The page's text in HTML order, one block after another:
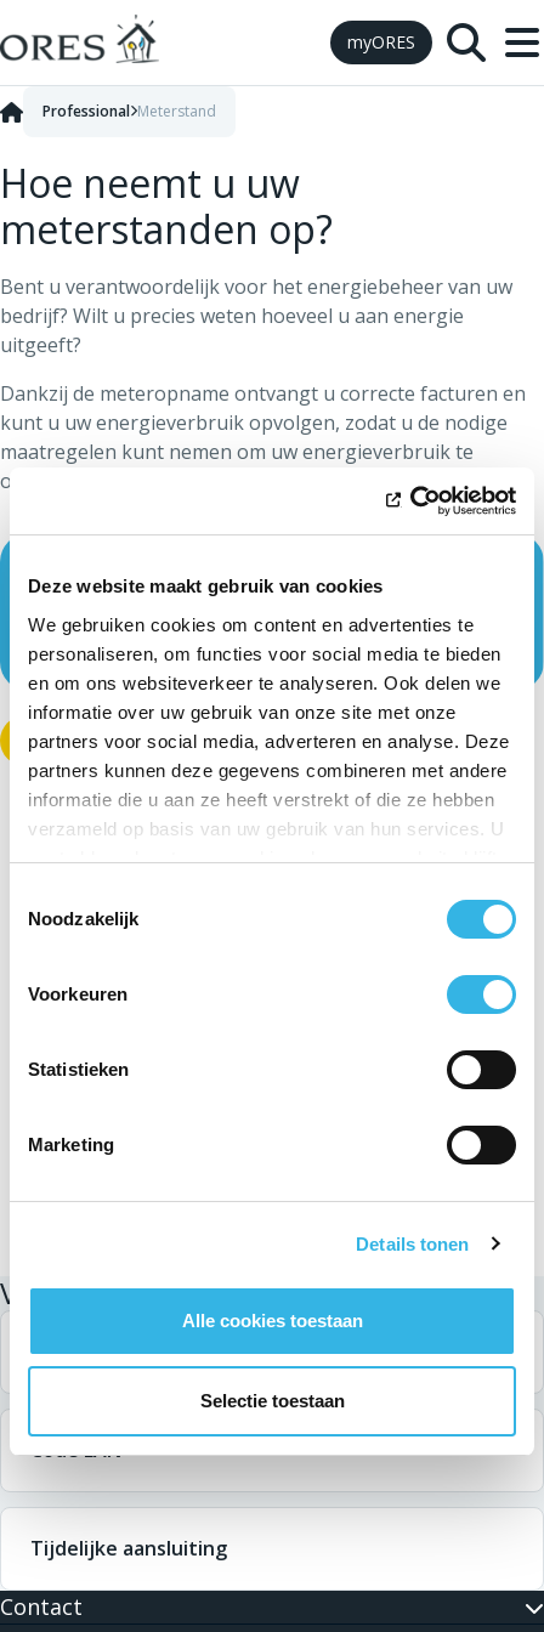
Deze website maakt gebruik van cookies
We gebruiken cookies om content en advertenties te
personaliseren, om functies voor social media te bieden
en om ons websiteverkeer te analyseren. Ook delen we
informatie over uw gebruik van onze site met onze
partners voor social media, adverteren en analyse. Deze
partners kunnen deze gegevens combineren met andere
informatie die u aan ze heeft verstrekt of die ze hebben
verzameld op basis van uw gebruik van hun services. U
gaat akkoord met onze cookies als u onze website blijft
Noodzakelijk
Voorkeuren
Statistieken
Marketing
Details tonen
Alle cookies toestaan
Selectie toestaan
Skip to Content
myORES
Hoe neemt u uw
meterstanden op?
Bent u verantwoordelijk voor het energiebeheer van uw
bedrijf? Wilt u precies weten hoeveel u aan energie
uitgeeft?
Dankzij de meteropname ontvangt u correcte facturen en
kunt u uw energieverbruik opvolgen, zodat u de nodige
maatregelen kunt nemen om uw energieverbruik te
optimaliseren.
Professional Meterstand
Uw meterstanden doorgeven
Verwante zoekopdrachten
De digitale meter
Code EAN
Tijdelijke aansluiting
Contact